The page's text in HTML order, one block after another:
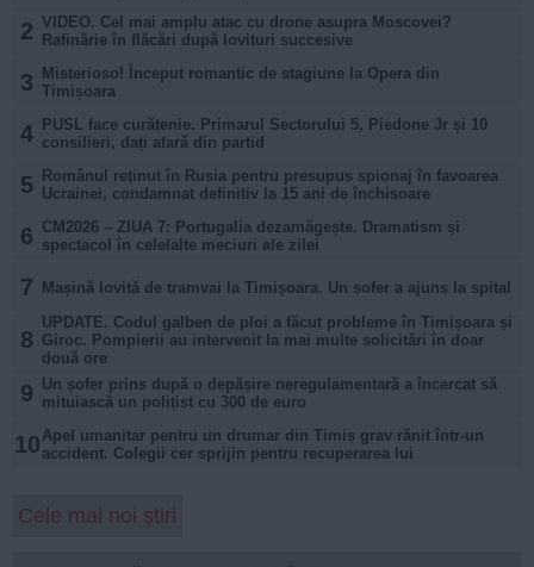
2 VIDEO. Cel mai amplu atac cu drone asupra Moscovei?
Rafinărie în flăcări după lovituri succesive
3
Misterioso! Început romantic de stagiune la Opera din
Timișoara
4
PUSL face curățenie. Primarul Sectorului 5, Piedone Jr și 10
consilieri, dați afară din partid
5
Românul reținut în Rusia pentru presupus spionaj în favoarea
Ucrainei, condamnat definitiv la 15 ani de închisoare
6 CM2026 – ZIUA 7: Portugalia dezamăgește. Dramatism și
spectacol în celelalte meciuri ale zilei
7 Mașină lovită de tramvai la Timișoara. Un șofer a ajuns la spital
8
UPDATE. Codul galben de ploi a făcut probleme în Timișoara și
Giroc. Pompierii au intervenit la mai multe solicitări în doar
două ore
9 Un șofer prins după o depășire neregulamentară a încercat să
mituiască un polițist cu 300 de euro
10 Apel umanitar pentru un drumar din Timiș grav rănit într-un
accident. Colegii cer sprijin pentru recuperarea lui
Cele mai noi știri